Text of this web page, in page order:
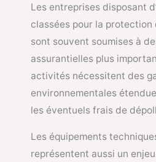
Les entreprises disposant
classées pour la protection
sont souvent soumises à
assurantielles plus
activités nécessitent des
environnementales
les éventuels frais de
Les équipements
représentent aussi un